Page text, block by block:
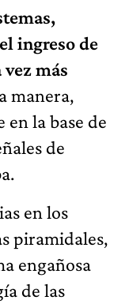
ingreso de
más
manera,
en la base de
de
en los
piramidales,
engañosa
de las